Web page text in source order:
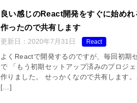
良い感じのReact開発をすぐに始め
作ったので共有します
更新日： 2020年7月31日 React
よくReactで開発するのですが、毎回初期
で 「もう初期セットアップ済みのプロジ
作りました。 せっかくなので共有します
[…]